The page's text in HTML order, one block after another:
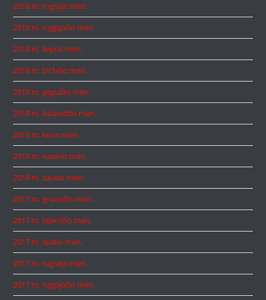
2018 m. rugsėjo mėn.
2018 m. rugpjūčio mėn.
2018 m. liepos mėn.
2018 m. birželio mėn.
2018 m. gegužės mėn.
2018 m. balandžio mėn.
2018 m. kovo mėn.
2018 m. vasario mėn.
2018 m. sausio mėn.
2017 m. gruodžio mėn.
2017 m. lapkričio mėn.
2017 m. spalio mėn.
2017 m. rugsėjo mėn.
2017 m. rugpjūčio mėn.